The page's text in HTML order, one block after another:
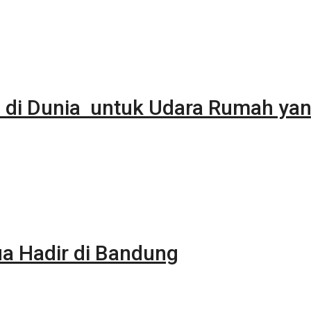
di Dunia untuk Udara Rumah
Hadir di Bandung